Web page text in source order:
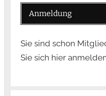
Anmeldung
Sie sind schon
Sie sich hier